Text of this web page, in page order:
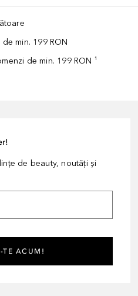
min. 199 RON
de min. 199 RON ¹
de beauty, noutăți și
TE ACUM!